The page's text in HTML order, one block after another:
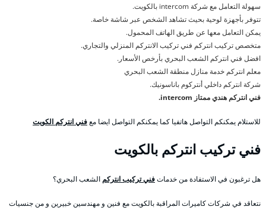
سهولة التعامل مع شركة intercom بالكويت.
تتوفر بأجهزة لوحية بحيث تشاهد الشخص عبر شاشة خاصة.
يمكن التعامل معها عن طريق الهاتف المحمول.
متخصص تركيب انتركم فني تركيب الانتركم المنزلي والتجاري.
افضل فني انتركم الشعب البحري بأرخص الأسعار.
معلم انتركم خدمة منازل منطقة الشعب البحري
شركة انتركم داخلي أنتركوم باناسونيك.
فني انتركم هندي ممتاز intercom.
للاستلام يمكنكم التواصل هاتفيا كما يمكنكم التواصل ايضا معفني انتركم الكويت
فني تركيب انتركم بالكويت
هل ترغبون في الاستفادة من خدماتفني تركيب انتركم الشعب البحري؟
نتعاقد في شركات كاميرات المراقبة بالكويت مع فنين و مهندسين خبيرين و من جنسيات